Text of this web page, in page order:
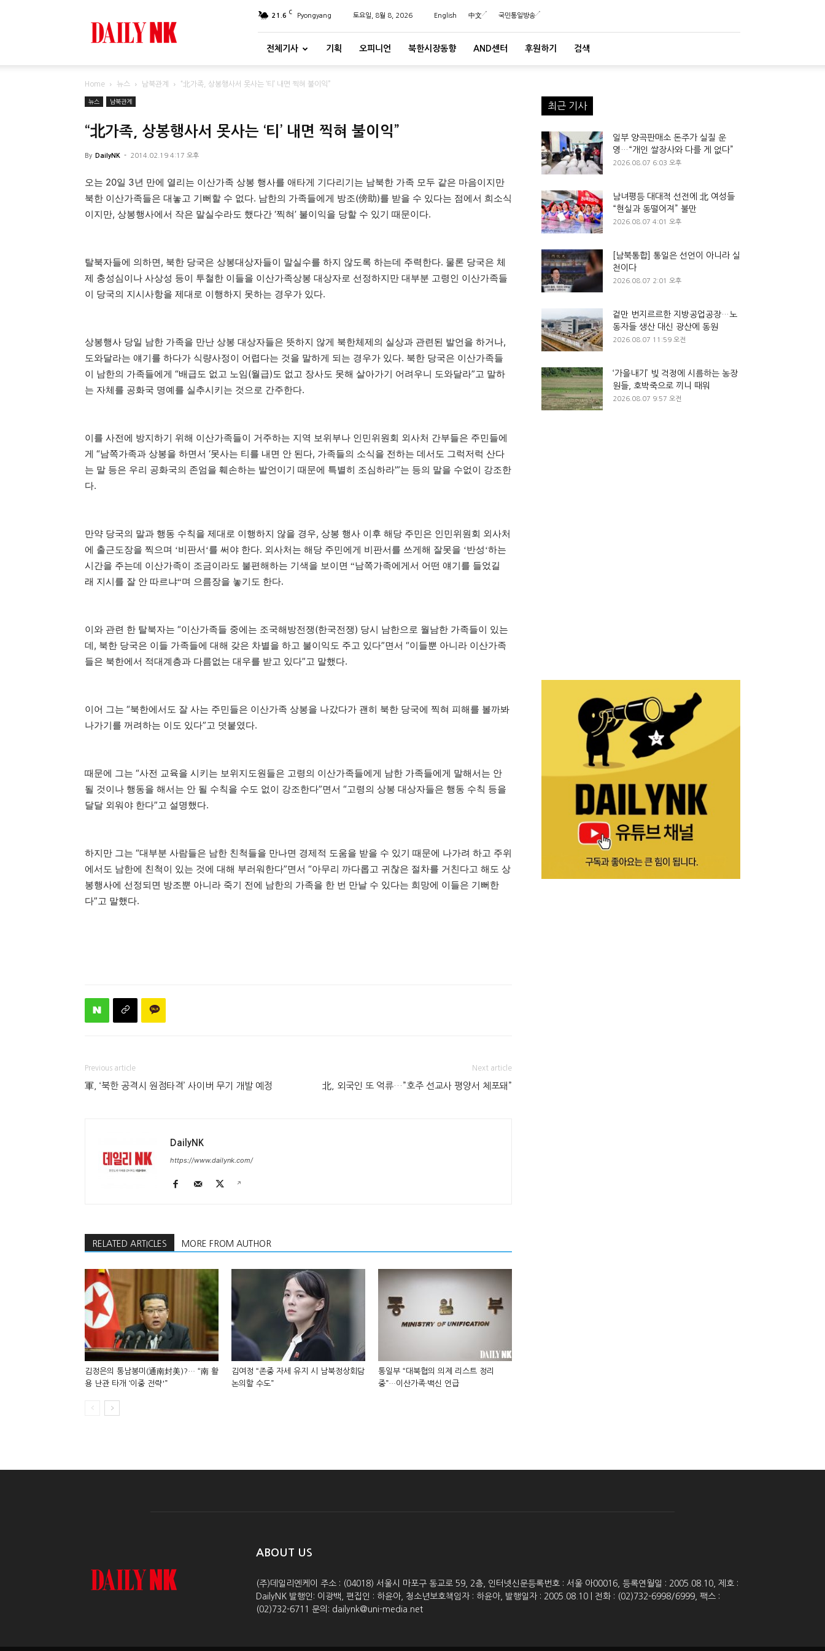
21.6 C Pyongyang 토요일, 8월 8, 2026 English 中文 국민통일방송
전체기사 기획 오피니언 북한시장동향 AND센터 후원하기 검색
Home 뉴스 남북관계 “北가족, 상봉행사서 못사는 ‘티’ 내면 찍혀 불이익”
뉴스 남북관계
“北가족, 상봉행사서 못사는 ‘티’ 내면 찍혀 불이익”
By DailyNK - 2014.02.19 4:17 오후
오는 20일 3년 만에 열리는 이산가족 상봉 행사를 애타게 기다리기는 남북한 가족 모두 같은 마음이지만
북한 이산가족들은 대놓고 기뻐할 수 없다. 남한의 가족들에게 방조(傍助)를 받을 수 있다는 점에서 희소식
이지만, 상봉행사에서 작은 말실수라도 했다간 ‘찍혀’ 불이익을 당할 수 있기 때문이다.
탈북자들에 의하면, 북한 당국은 상봉대상자들이 말실수를 하지 않도록 하는데 주력한다. 물론 당국은 체
제 충성심이나 사상성 등이 투철한 이들을 이산가족상봉 대상자로 선정하지만 대부분 고령인 이산가족들
이 당국의 지시사항을 제대로 이행하지 못하는 경우가 있다.
상봉행사 당일 남한 가족을 만난 상봉 대상자들은 뜻하지 않게 북한체제의 실상과 관련된 발언을 하거나,
도와달라는 얘기를 하다가 식량사정이 어렵다는 것을 말하게 되는 경우가 있다. 북한 당국은 이산가족들
이 남한의 가족들에게 “배급도 없고 노임(월급)도 없고 장사도 못해 살아가기 어려우니 도와달라”고 말하
는 자체를 공화국 명예를 실추시키는 것으로 간주한다.
이를 사전에 방지하기 위해 이산가족들이 거주하는 지역 보위부나 인민위원회 외사처 간부들은 주민들에
게 “남쪽가족과 상봉을 하면서 ‘못사는 티를 내면 안 된다, 가족들의 소식을 전하는 데서도 그럭저럭 산다
는 말 등은 우리 공화국의 존엄을 훼손하는 발언이기 때문에 특별히 조심하라'”는 등의 말을 수없이 강조한
다.
만약 당국의 말과 행동 수칙을 제대로 이행하지 않을 경우, 상봉 행사 이후 해당 주민은 인민위원회 외사처
에 출근도장을 찍으며 ‘비판서‘를 써야 한다. 외사처는 해당 주민에게 비판서를 쓰게해 잘못을 ‘반성‘하는
시간을 주는데 이산가족이 조금이라도 불편해하는 기색을 보이면 “남쪽가족에게서 어떤 얘기를 들었길
래 지시를 잘 안 따르냐“며 으름장을 놓기도 한다.
이와 관련 한 탈북자는 “이산가족들 중에는 조국해방전쟁(한국전쟁) 당시 남한으로 월남한 가족들이 있는
데, 북한 당국은 이들 가족들에 대해 갖은 차별을 하고 불이익도 주고 있다”면서 “이들뿐 아니라 이산가족
들은 북한에서 적대계층과 다름없는 대우를 받고 있다”고 말했다.
이어 그는 “북한에서도 잘 사는 주민들은 이산가족 상봉을 나갔다가 괜히 북한 당국에 찍혀 피해를 볼까봐
나가기를 꺼려하는 이도 있다”고 덧붙였다.
때문에 그는 “사전 교육을 시키는 보위지도원들은 고령의 이산가족들에게 남한 가족들에게 말해서는 안
될 것이나 행동을 해서는 안 될 수칙을 수도 없이 강조한다”면서 “고령의 상봉 대상자들은 행동 수칙 등을
달달 외워야 한다”고 설명했다.
하지만 그는 “대부분 사람들은 남한 친척들을 만나면 경제적 도움을 받을 수 있기 때문에 나가려 하고 주위
에서도 남한에 친척이 있는 것에 대해 부러워한다”면서 “아무리 까다롭고 귀찮은 절차를 거친다고 해도 상
봉행사에 선정되면 방조뿐 아니라 죽기 전에 남한의 가족을 한 번 만날 수 있다는 희망에 이들은 기뻐한
다”고 말했다.
Previous article
軍, ‘북한 공격시 원점타격’ 사이버 무기 개발 예정
Next article
北, 외국인 또 억류…”호주 선교사 평양서 체포돼”
DailyNK
https://www.dailynk.com/
RELATED ARTICLES MORE FROM AUTHOR
김정은의 통남봉미(通南封美)?… “南 활
용 난관 타개 ‘이중 전략'”
김여정 “존중 자세 유지 시 남북정상회담
논의할 수도”
통일부 “대북협의 의제 리스트 정리
중”…이산가족·백신 언급
최근 기사
일부 양곡판매소 돈주가 실질 운
영…“개인 쌀장사와 다를 게 없다”
2026.08.07 6:03 오후
남녀평등 대대적 선전에 北 여성들
“현실과 동떨어져” 불만
2026.08.07 4:01 오후
[남북통합] 통일은 선언이 아니라 실
천이다
2026.08.07 2:01 오후
겉만 번지르르한 지방공업공장…노
동자들 생산 대신 광산에 동원
2026.08.07 11:59 오전
‘가을내기’ 빚 걱정에 시름하는 농장
원들, 호박죽으로 끼니 때워
2026.08.07 9:57 오전
ABOUT US
(주)데일리엔케이 주소 : (04018) 서울시 마포구 동교로 59, 2층, 인터넷신문등록번호 : 서울 아00016, 등록연월일 : 2005.08.10, 제호 :
DailyNK 발행인: 이광백, 편집인 : 하윤아, 청소년보호책임자 : 하윤아, 발행일자 : 2005.08.10 | 전화 : (02)732-6998/6999, 팩스 :
(02)732-6711 문의: dailynk@uni-media.net